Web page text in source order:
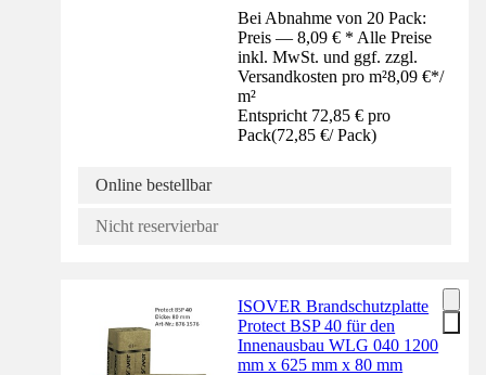
Bei Abnahme von 20 Pack:
Preis — 8,09 € * Alle Preise
inkl. MwSt. und ggf. zzgl.
Versandkosten pro m²8,09 €*/
m²
Entspricht 72,85 € pro
Pack(72,85 €/ Pack)
Online bestellbar
Nicht reservierbar
ISOVER Brandschutzplatte
Protect BSP 40 für den
Innenausbau WLG 040 1200
mm x 625 mm x 80 mm